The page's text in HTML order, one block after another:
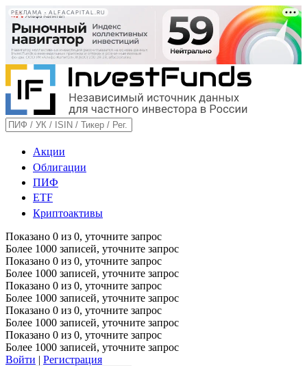
РЕКЛАМА • ALFACAPITAL.RU
Акции
Облигации
ПИФ
ETF
Криптоактивы
Показано 0 из 0, уточните запрос
Более 1000 записей, уточните запрос
Показано 0 из 0, уточните запрос
Более 1000 записей, уточните запрос
Показано 0 из 0, уточните запрос
Более 1000 записей, уточните запрос
Показано 0 из 0, уточните запрос
Более 1000 записей, уточните запрос
Показано 0 из 0, уточните запрос
Более 1000 записей, уточните запрос
Войти | Регистрация